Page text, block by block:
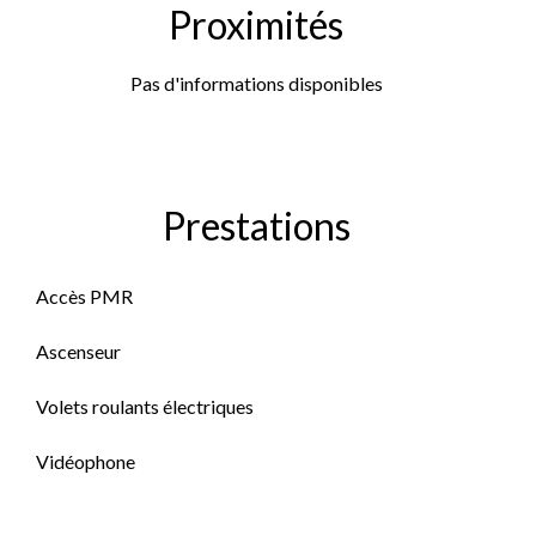
Proximités
Pas d'informations disponibles
Prestations
Accès PMR
Ascenseur
Volets roulants électriques
Vidéophone